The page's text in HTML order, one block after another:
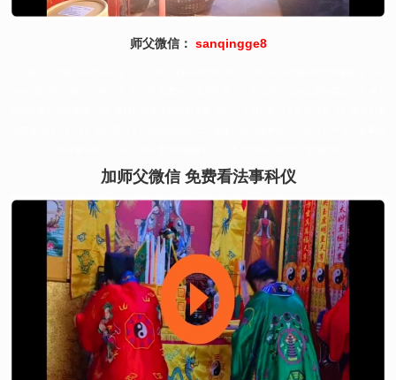
师父微信： sanqingge8
加师父微信 免费看法事科仪